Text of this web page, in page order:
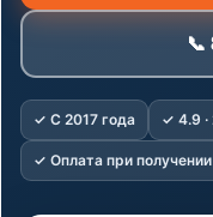
📞
✓ С 2017 года ✓ 4.9
✓ Оплата при получении